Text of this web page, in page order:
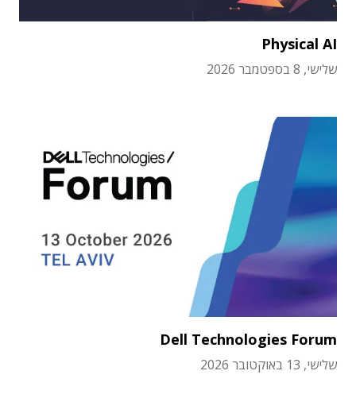
Physical AI
שלישי, 8 בספטמבר 2026
Dell Technologies Forum
שלישי, 13 באוקטובר 2026